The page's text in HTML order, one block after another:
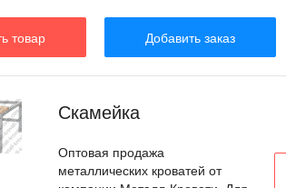
товар Добавить заказ
Скамейка
Оптовая продажа
металлических кроватей от